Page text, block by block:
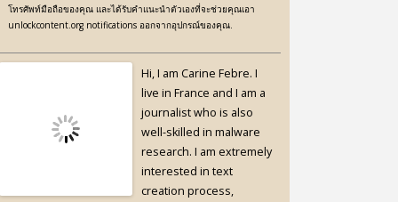
โทรศัพท์มือถือของคุณ และได้รับคำแนะนำตัวเองที่จะช่วยคุณเอา
unlockcontent.org notifications ออกจากอุปกรณ์ของคุณ.
Hi, I am Carine Febre. I
live in France and I am a
journalist who is also
well-skilled in malware
research. I am extremely
interested in text
creation process,